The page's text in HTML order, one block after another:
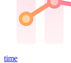
time